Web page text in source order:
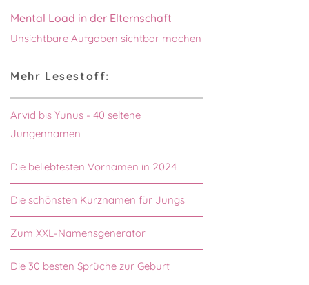
Mental Load in der Elternschaft
Unsichtbare Aufgaben sichtbar machen
Mehr Lesestoff:
Arvid bis Yunus - 40 seltene
Jungennamen
Die beliebtesten Vornamen in 2024
Die schönsten Kurznamen für Jungs
Zum XXL-Namensgenerator
Die 30 besten Sprüche zur Geburt